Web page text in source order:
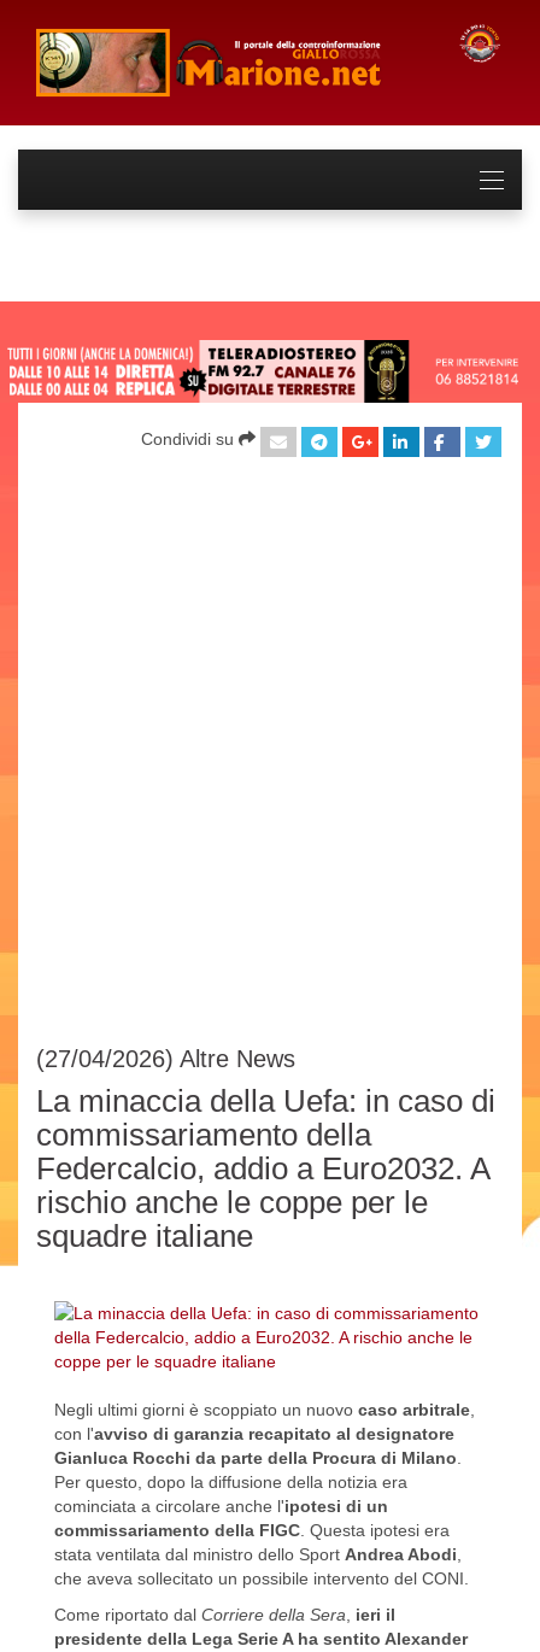
Condividi su
(27/04/2026) Altre News
La minaccia della Uefa: in caso di
commissariamento della
Federcalcio, addio a Euro2032. A
rischio anche le coppe per le
squadre italiane
Negli ultimi giorni è scoppiato un nuovo caso arbitrale,
con l'avviso di garanzia recapitato al designatore
Gianluca Rocchi da parte della Procura di Milano.
Per questo, dopo la diffusione della notizia era
cominciata a circolare anche l'ipotesi di un
commissariamento della FIGC. Questa ipotesi era
stata ventilata dal ministro dello Sport Andrea Abodi,
che aveva sollecitato un possibile intervento del CONI.
Come riportato dal Corriere della Sera, ieri il
presidente della Lega Serie A ha sentito Alexander